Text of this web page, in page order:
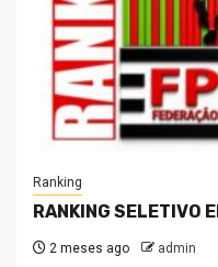
Ranking
RANKING SELETIVO
2 meses ago admin